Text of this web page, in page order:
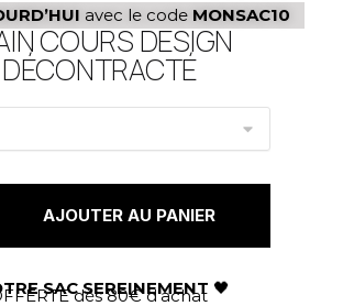
avec le code MONSAC10
COURS DESIGN
AJOUTER AU PANIER
SAC SEREINEMENT 🖤
dès 80€ d'achat